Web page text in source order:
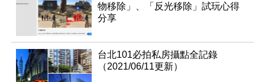
物移除」、「反光移除」試玩心得
分享
台北101必拍私房攝點全記錄
（2021/06/11更新）